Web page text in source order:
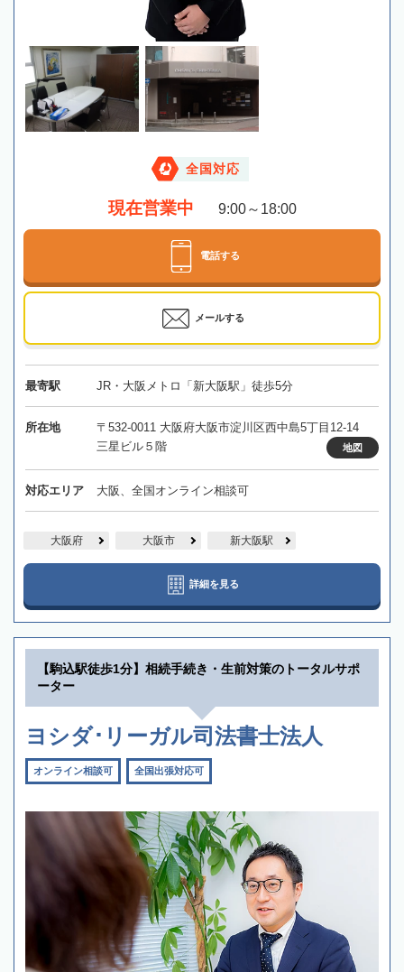
全国対応
現在営業中 9:00～18:00
電話する
メールする
最寄駅 JR・大阪メトロ「新大阪駅」徒歩5分
所在地
〒532-0011 大阪府大阪市淀川区西中島5丁目12-14
三星ビル５階
地図
対応エリア 大阪、全国オンライン相談可
大阪府 大阪市 新大阪駅
詳細を見る
【駒込駅徒歩1分】相続手続き・生前対策のトータルサポ
ーター
ヨシダ･リーガル司法書士法人
オンライン相談可 全国出張対応可